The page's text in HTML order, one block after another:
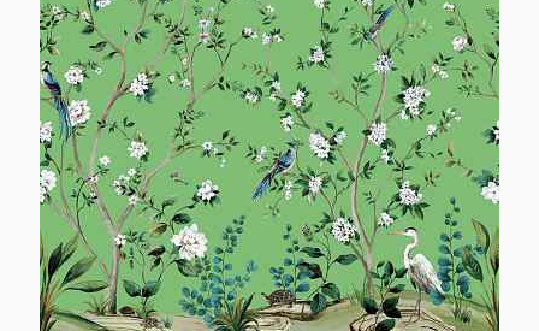
Компания
Личный кабинет
Москва (сменить город)
Заказать обратный звонок